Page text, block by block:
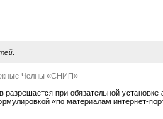
.
Челны «СНИП»
при обязательной установке
«по материалам интернет-